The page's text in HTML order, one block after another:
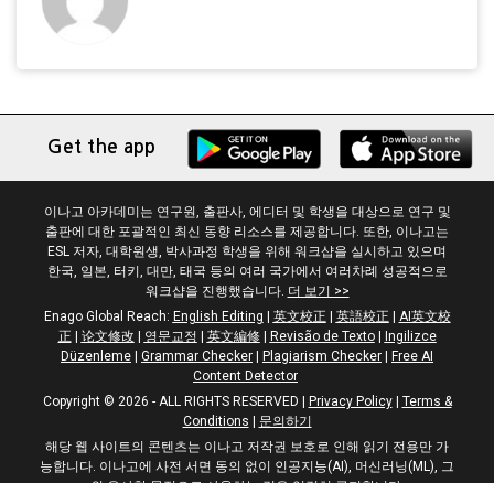
Get the app
이나고 아카데미는 연구원, 출판사, 에디터 및 학생을 대상으로 연구 및
출판에 대한 포괄적인 최신 동향 리소스를 제공합니다. 또한, 이나고는
ESL 저자, 대학원생, 박사과정 학생을 위해 워크샵을 실시하고 있으며
한국, 일본, 터키, 대만, 태국 등의 여러 국가에서 여러차례 성공적으로
워크샵을 진행했습니다. 더 보기 >>
Enago Global Reach: English Editing 英文校正 英語校正
AI英文校
正
论文修改 영문교정 英文編修| Revisão de Texto|
Ingilizce
Düzenleme
Grammar Checker Plagiarism Checker
Free AI
Content Detector
Copyright © 2026 - ALL RIGHTS RESERVED
Privacy Policy| Terms &
Conditions
문의하기
해당 웹 사이트의 콘텐츠는 이나고 저작권 보호로 인해 읽기 전용만 가
능합니다. 이나고에 사전 서면 동의 없이 인공지능(AI), 머신러닝(ML), 그